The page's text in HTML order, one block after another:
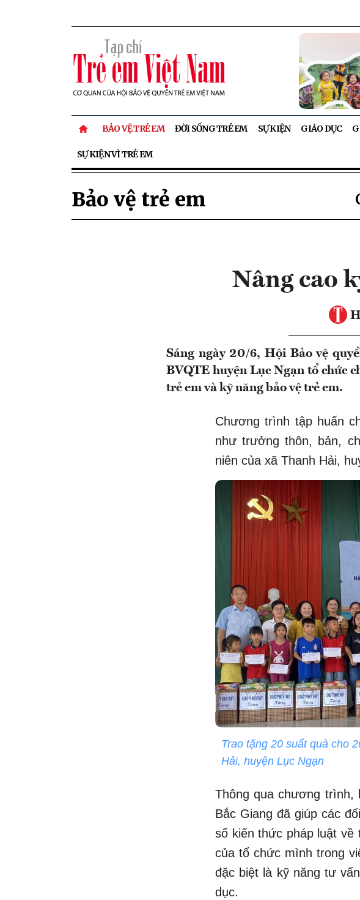
BẢO VỆ TRẺ EM ĐỜI SỐNG TRẺ EM SỰ KIỆN GIÁO DỤC
SỰ KIỆN VÌ TRẺ EM
Bảo vệ trẻ em
Nâng cao
Sáng ngày 20/6, Hội Bảo vệ
BVQTE huyện Lục Ngạn tổ chức
trẻ em và kỹ năng bảo vệ trẻ em.
Chương trình tập huấn
như trưởng thôn, bản,
niên của xã Thanh Hải,
Trao tặng 20 suất quà cho
Hải, huyện Lục Ngạn
Thông qua chương trình,
Bắc Giang đã giúp các
số kiến thức pháp luật về
của tổ chức mình trong
đặc biệt là kỹ năng tư
dục.